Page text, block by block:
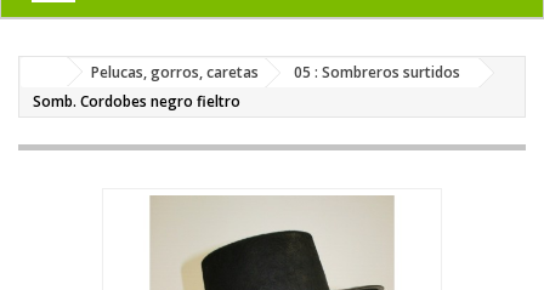
DISFRACES PARA ADULTOS
+
PELUCAS, GORROS, CARETAS
Pelucas, gorros, caretas
05 : Sombreros surtidos
Somb. Cordobes negro fieltro